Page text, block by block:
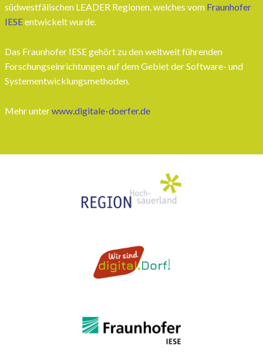
südwestfälischen LEADER Regionen, welches vom Fraunhofer
IESEentwickelt wurde.
Das Fraunhofer IESE gehört zu den weltweit führenden
Forschungseinrichtungen auf dem Gebiet der Software- und
Systementwicklungsmethoden.
Mehr unterwww.digitale-doerfer.de